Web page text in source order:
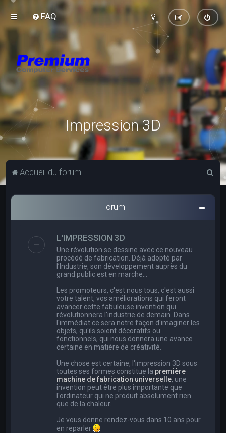
FAQ
Impression 3D
Accueil du forum
c
Forum
L'IMPRESSION 3D
Une révolution se dessine avec ce nouveau
procédé de fabrication. Déjà adopté par
l’Industrie, son développement auprès du
grand public est en marche…
Les promoteurs, c'est nous tous, c'est aussi
votre talent, vos améliorations qui feront
avancer cette fabuleuse invention qui
révolutionnera l'industrie de demain. Dans
l'immédiat ce sera notre façon d'imaginer les
objets, qu'ils soient décoratifs ou
fonctionnels, qui nous donnera une avance
certaine en matière de créativité.
Une chose est certaine, l'impression 3D sous
toutes ses formes constitue la première
machine de fabrication universelle, une
invention peut être plus importante que
l'ordinateur qui ne produit absolument rien
que de la chaleur...
Je vous donne rendez-vous dans 10 ans pour
en reparler